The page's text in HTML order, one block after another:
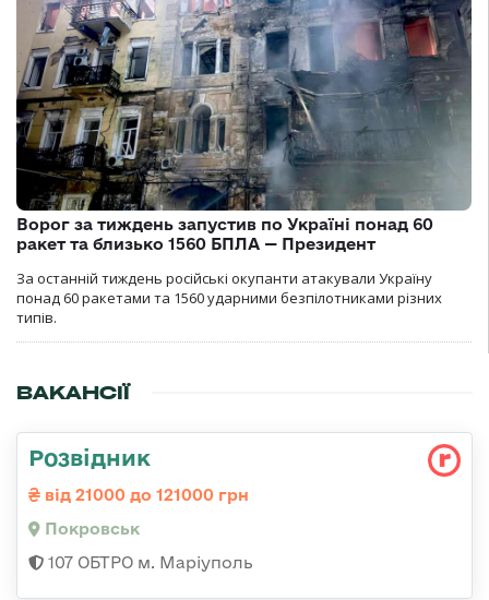
Ворог за тиждень запустив по Україні понад 60
ракет та близько 1560 БПЛА — Президент
За останній тиждень російські окупанти атакували Україну
понад 60 ракетами та 1560 ударними безпілотниками різних
типів.
ВАКАНСІЇ
Розвідник
від 21000 до 121000 грн
Покровськ
107 ОБТРО м. Маріуполь